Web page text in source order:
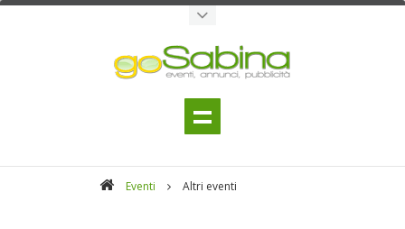
Eventi Altri eventi